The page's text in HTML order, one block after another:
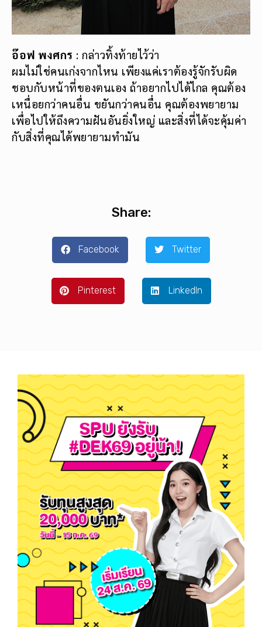
อ๊อฟ พงศกร : กล่าวทิ้งท้ายไว้ว่า
ผมไม่ใช่คนเก่งจากไหน เพียงแค่เราต้องรู้จักรับผิด
ชอบกับหน้าที่ของตนเอง ถ้าอยากไปได้ไกล คุณต้อง
เหนื่อยกว่าคนอื่น ขยันกว่าคนอื่น คุณต้องพยายาม
เพื่อไปให้ถึงความฝันอันยิ่งใหญ่ และสิ่งที่ได้จะคุ้มค่า
กับสิ่งที่คุณได้พยายามทำมัน
Share:
Facebook Twitter
Pinterest LinkedIn